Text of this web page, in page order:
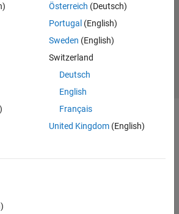
Österreich (Deutsch)
Portugal (English)
Sweden (English)
Switzerland
Deutsch
English
Français
United Kingdom(English)
dell'applicazione
Contatti
Inc.